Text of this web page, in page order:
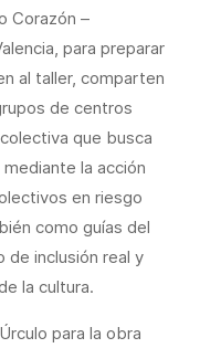
Corazón –
para preparar
al taller, comparten
de centros
que busca
la acción
en riesgo
como guías del
de inclusión real y
la cultura.
para la obra